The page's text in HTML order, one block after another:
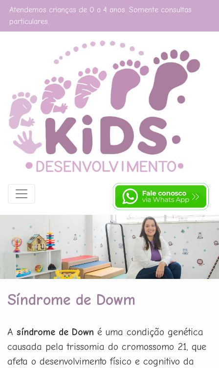
Atendemos crianças de 0 a 4 anos. Somente consultas
particulares.
Síndrome de Dowm
A síndrome de Down é uma condição genética
causada pela trissomia do cromossomo 21, que
afeta o desenvolvimento físico e cognitivo da